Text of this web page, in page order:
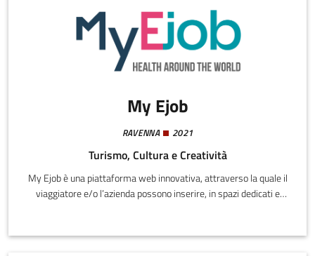
My Ejob
RAVENNA 2021
Turismo, Cultura e Creatività
My Ejob è una piattaforma web innovativa, attraverso la quale il
viaggiatore e/o l’azienda possono inserire, in spazi dedicati e
posseggono i requisiti per spostarsi e quali sono gli eventuali